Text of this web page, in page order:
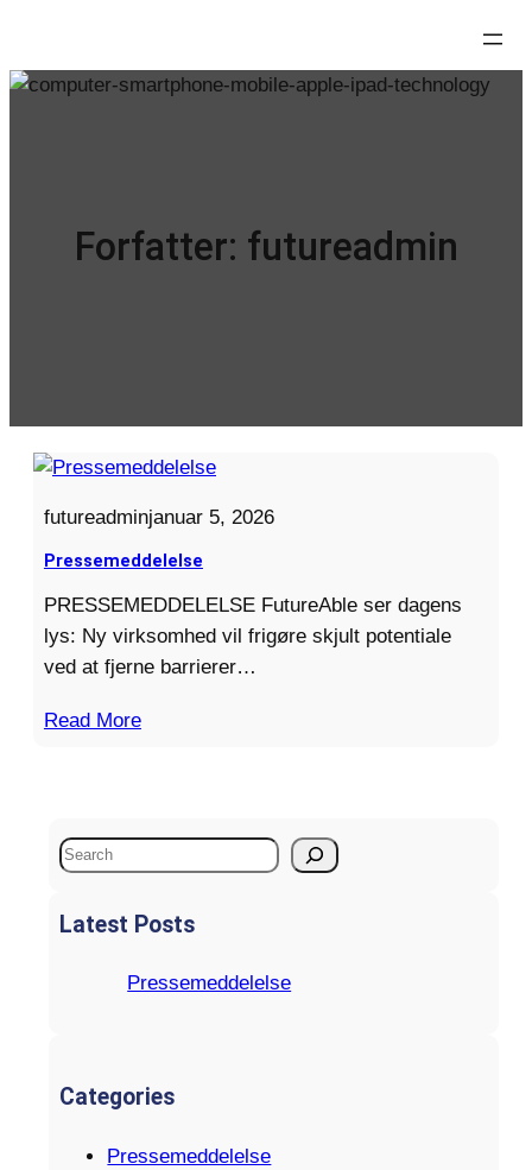
indhold
Forfatter: futureadmin
futureadminjanuar 5, 2026
Pressemeddelelse
PRESSEMEDDELELSE FutureAble ser dagens
lys: Ny virksomhed vil frigøre skjult potentiale
ved at fjerne barrierer…
Read More
S
aLatest Posts
Pressemeddelelse
Categories
Pressemeddelelse